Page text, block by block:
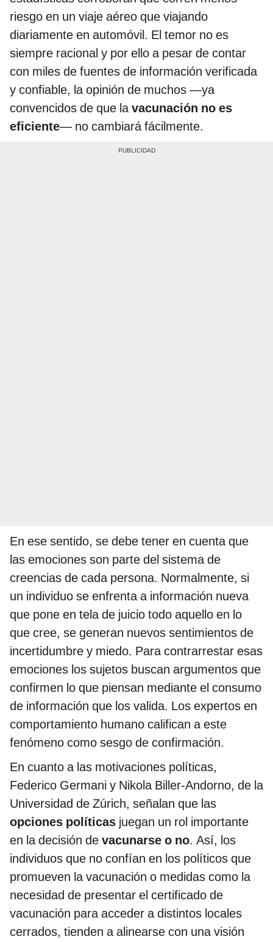
riesgo en un viaje aéreo que viajando
diariamente en automóvil. El temor no es
siempre racional y por ello a pesar de contar
con miles de fuentes de información verificada
y confiable, la opinión de muchos —ya
convencidos de que lavacunación no es
eficiente— no cambiará fácilmente.
En ese sentido, se debe tener en cuenta que
las emociones son parte del sistema de
creencias de cada persona. Normalmente, si
un individuo se enfrenta a información nueva
que pone en tela de juicio todo aquello en lo
que cree, se generan nuevos sentimientos de
incertidumbre y miedo. Para contrarrestar esas
emociones los sujetos buscan argumentos que
confirmen lo que piensan mediante el consumo
de información que los valida. Los expertos en
comportamiento humano califican a este
fenómeno como sesgo de confirmación.
En cuanto a las motivaciones políticas,
Federico Germani y Nikola Biller-Andorno, de la
Universidad de Zúrich, señalan que las
opciones políticas juegan un rol importante
en la decisión de vacunarse o no. Así, los
individuos que no confían en los políticos que
promueven la vacunación o medidas como la
necesidad de presentar el certificado de
vacunación para acceder a distintos locales
cerrados, tienden a alinearse con una visión